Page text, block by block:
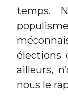
temps.
élections
ailleurs,
nous le